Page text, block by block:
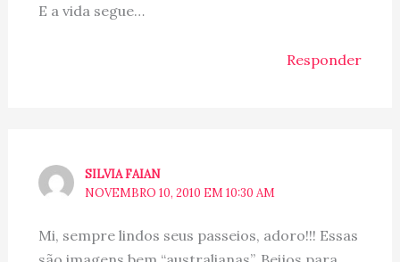
E a vida segue…
Responder
SILVIA FAIAN
NOVEMBRO 10, 2010 EM 10:30 AM
Mi, sempre lindos seus passeios, adoro!!! Essas